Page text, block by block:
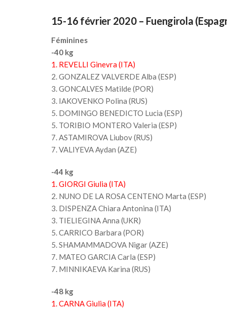
15-16 février 2020 – Fuengirola
Féminines
-40 kg
1. REVELLI Ginevra (ITA)
2. GONZALEZ VALVERDE Alba (ESP)
3. GONCALVES Matilde (POR)
3. IAKOVENKO Polina (RUS)
5. DOMINGO BENEDICTO Lucia (ESP)
5. TORIBIO MONTERO Valeria (ESP)
7. ASTAMIROVA Liubov (RUS)
7. VALIYEVA Aydan (AZE)
-44 kg
1. GIORGI Giulia (ITA)
2. NUNO DE LA ROSA CENTENO Marta (ESP)
3. DISPENZA Chiara Antonina (ITA)
3. TIELIEGINA Anna (UKR)
5. CARRICO Barbara (POR)
5. SHAMAMMADOVA Nigar (AZE)
7. MATEO GARCIA Carla (ESP)
7. MINNIKAEVA Karina (RUS)
-48 kg
1. CARNA Giulia (ITA)